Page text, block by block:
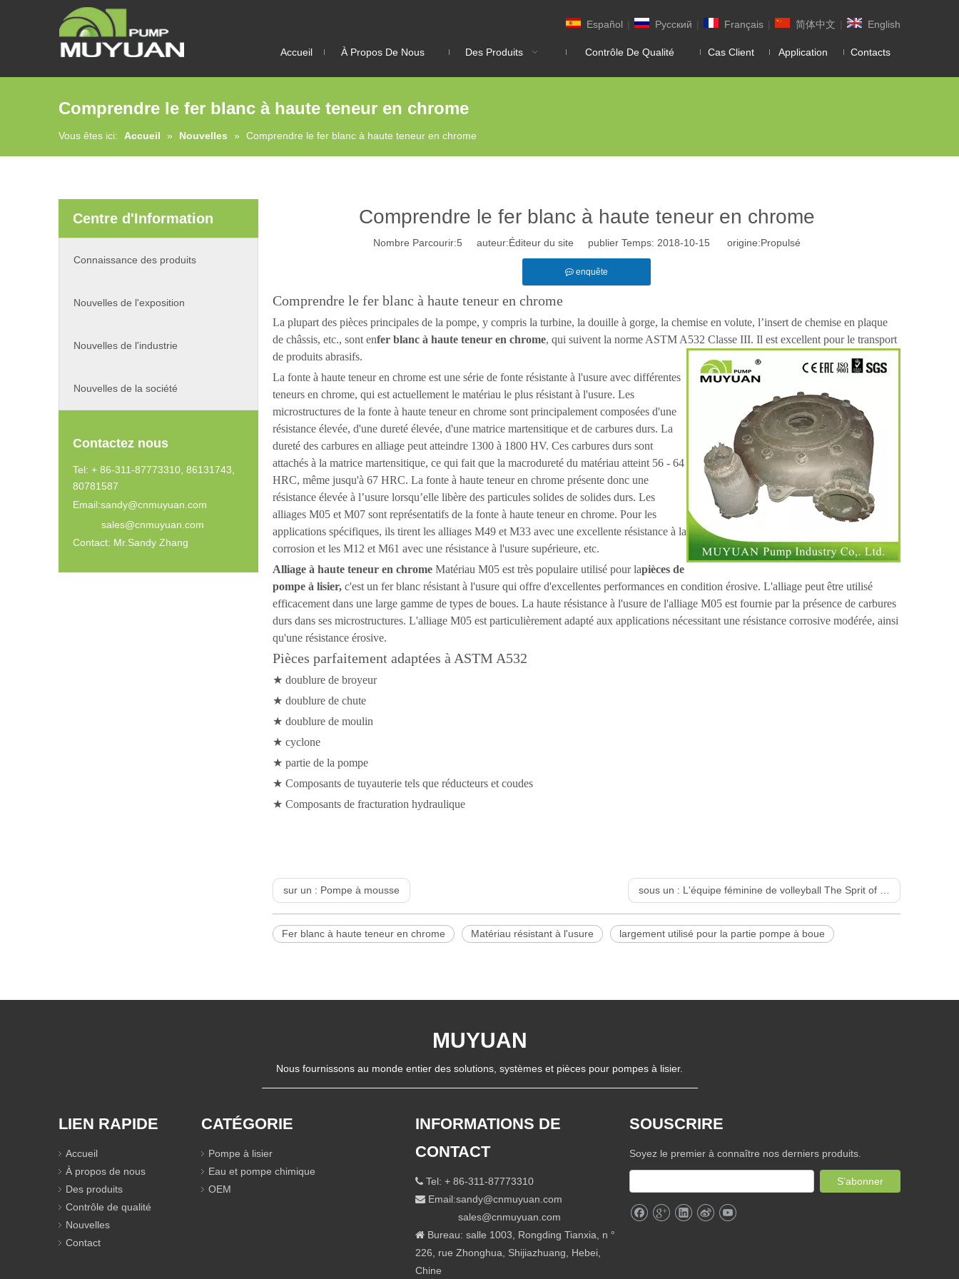
Español | Pусский | Français | 简体中文 | English
Accueil À Propos De Nous Des Produits Contrôle De Qualité Cas Client Application Contacts
Comprendre le fer blanc à haute teneur en chrome
Vous êtes ici: Accueil » Nouvelles » Comprendre le fer blanc à haute teneur en chrome
Centre d'Information
Connaissance des produits
Nouvelles de l'exposition
Nouvelles de l'industrie
Nouvelles de la société
Contactez nous
Tel: + 86-311-87773310, 86131743,
80781587
Email:sandy@cnmuyuan.com
sales@cnmuyuan.com
Contact: Mr.Sandy Zhang
Comprendre le fer blanc à haute teneur en chrome
Nombre Parcourir:5 auteur:Éditeur du site publier Temps: 2018-10-15 origine:Propulsé
enquête
Comprendre le fer blanc à haute teneur en chrome
La plupart des pièces principales de la pompe, y compris la turbine, la douille à gorge, la chemise en volute, l’insert de chemise en plaque
de châssis, etc., sont enfer blanc à haute teneur en chrome, qui suivent la norme ASTM A532 Classe III. Il est excellent pour le transport
de produits abrasifs.
La fonte à haute teneur en chrome est une série de fonte résistante à l'usure avec différentes
teneurs en chrome, qui est actuellement le matériau le plus résistant à l'usure. Les
microstructures de la fonte à haute teneur en chrome sont principalement composées d'une
résistance élevée, d'une dureté élevée, d'une matrice martensitique et de carbures durs. La
dureté des carbures en alliage peut atteindre 1300 à 1800 HV. Ces carbures durs sont
attachés à la matrice martensitique, ce qui fait que la macrodureté du matériau atteint 56 - 64
HRC, même jusqu'à 67 HRC. La fonte à haute teneur en chrome présente donc une
résistance élevée à l’usure lorsqu’elle libère des particules solides de solides durs. Les
alliages M05 et M07 sont représentatifs de la fonte à haute teneur en chrome. Pour les
applications spécifiques, ils tirent les alliages M49 et M33 avec une excellente résistance à la
corrosion et les M12 et M61 avec une résistance à l'usure supérieure, etc.
Alliage à haute teneur en chrome Matériau M05 est très populaire utilisé pour lapièces de
pompe à lisier, c'est un fer blanc résistant à l'usure qui offre d'excellentes performances en condition érosive. L'alliage peut être utilisé
efficacement dans une large gamme de types de boues. La haute résistance à l'usure de l'alliage M05 est fournie par la présence de carbures
durs dans ses microstructures. L'alliage M05 est particulièrement adapté aux applications nécessitant une résistance corrosive modérée, ainsi
qu'une résistance érosive.
Pièces parfaitement adaptées à ASTM A532
★ doublure de broyeur
★ doublure de chute
★ doublure de moulin
★ cyclone
★ partie de la pompe
★ Composants de tuyauterie tels que réducteurs et coudes
★ Composants de fracturation hydraulique
sur un : Pompe à mousse sous un : L'équipe féminine de volleyball The Sprit of China
Fer blanc à haute teneur en chrome Matériau résistant à l'usure largement utilisé pour la partie pompe à boue
MUYUAN
Nous fournissons au monde entier des solutions, systèmes et pièces pour pompes à lisier.
LIEN RAPIDE
Accueil
À propos de nous
Des produits
Contrôle de qualité
Nouvelles
Contact
CATÉGORIE
Pompe à lisier
Eau et pompe chimique
OEM
INFORMATIONS DE
CONTACT
 Tel: + 86-311-87773310
 Email:sandy@cnmuyuan.com
sales@cnmuyuan.com
 Bureau: salle 1003, Rongding Tianxia, ​​n °
226, rue Zhonghua, Shijiazhuang, Hebei,
Chine
SOUSCRIRE
Soyez le premier à connaître nos derniers produits.
S’abonner